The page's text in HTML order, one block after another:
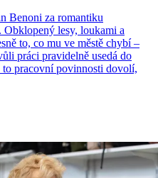
Benoni za romantiku
Obklopený lesy, loukami a
to, co mu ve městě chybí –
práci pravidelně usedá do
pracovní povinnosti dovolí,